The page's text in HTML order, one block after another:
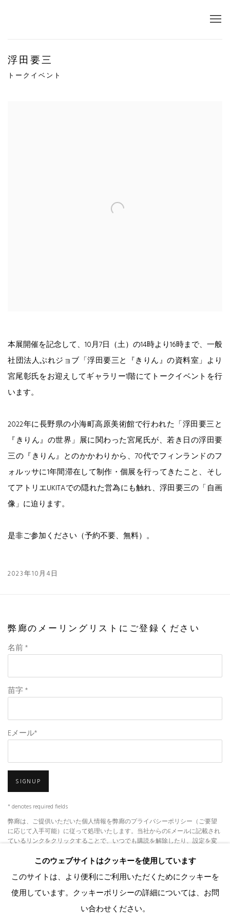
浮田要三
トークイベント
本展開催を記念して、10月7日（土）の14時より16時まで、一般
社団法人ぷれジョブ「浮田要三と『きりん』の資料室」より
宮尾彰氏をお迎えしてギャラリー1階にてトークイベントを行
います。
2022年に長野県の小海町高原美術館で行われた「浮田要三と
『きりん』の世界」展に関わった宮尾氏が、若き日の浮田要
三の『きりん』とのかかわりから、70代でフィンランドのフ
ォルッサに1年間滞在して制作・個展を行ってきたこと、そし
てアトリエUKITAでの隠れた営為にも触れ、浮田要三の「自画
像」に迫ります。
是非ご参加ください（予約不要、無料）。
2023年10月4日
弊廊のメーリングリストにご登録ください
名前 *
苗字 *
Eメール*
SIGNUP
* denotes required fields
弊廊は、ご提供いただいた個人情報を弊廊のプライバシーポリシー（ご要望
に応じて入手可能）に従って処理いたします。当社からのEメールに記載され
ているリンクをクリックすることで、いつでも購読を解除したり、設定を変
クッキーを管理する
著作権© 2026 KANDA & OLIVEIRA SITE BY ARTLOGIC
このウェブサイトはクッキーを使用しています
このサイトは、より便利にご利用いただくためにクッキーを
使用しています。クッキーポリシーの詳細については、お問
い合わせください。